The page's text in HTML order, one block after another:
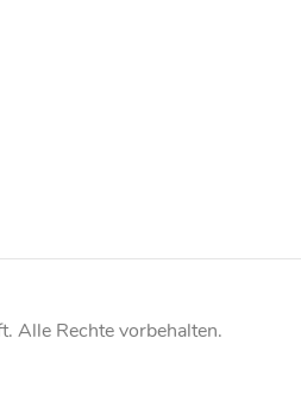
. Alle Rechte vorbehalten.